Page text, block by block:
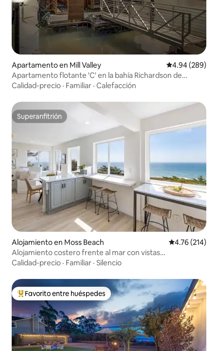
Apartamento en Mill Valley Calificación
4.94 (289)
Apartamento flotante 'C' en la bahía Richardson de
Sausalito
Calidad-precio · Familiar · Calefacción
Superanfitrión
Superanfitrión
Alojamiento en Moss Beach Calificación
4.76 (214)
Alojamiento costero frente al mar con vistas
impresionantes
Calidad-precio · Familiar · Silencio
Favorito entre huéspedes preferido
Favorito entre huéspedes